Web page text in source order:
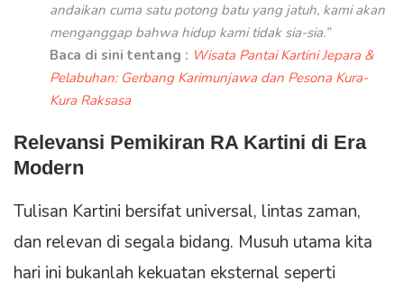
andaikan cuma satu potong batu yang jatuh, kami akan
menganggap bahwa hidup kami tidak sia-sia.”
Baca di sini tentang : Wisata Pantai Kartini Jepara &
Pelabuhan: Gerbang Karimunjawa dan Pesona Kura-
Kura Raksasa
Relevansi Pemikiran RA Kartini di Era
Modern
Tulisan Kartini bersifat universal, lintas zaman,
dan relevan di segala bidang. Musuh utama kita
hari ini bukanlah kekuatan eksternal seperti